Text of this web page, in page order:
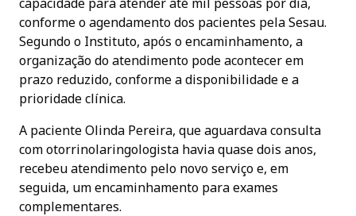
conforme o agendamento dos pacientes pela Sesau.
Segundo o Instituto, após o encaminhamento, a
organização do atendimento pode acontecer em
prazo reduzido, conforme a disponibilidade e a
prioridade clínica.
A paciente Olinda Pereira, que aguardava consulta
com otorrinolaringologista havia quase dois anos,
recebeu atendimento pelo novo serviço e, em
seguida, um encaminhamento para exames
complementares.